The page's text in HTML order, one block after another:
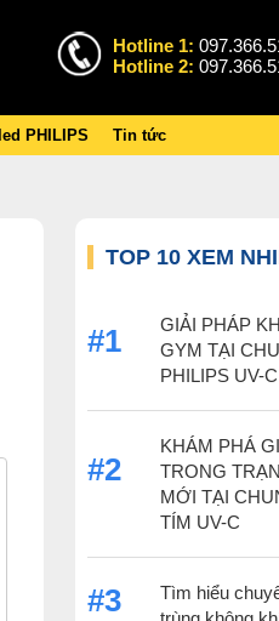
Hotline 1:
Hotline 2:
PHILIPS Tin tức
TOP 10 XEM
#1
GIẢI PHÁP
GYM TẠI
PHILIPS UV-C
#2
KHÁM PHÁ
TRONG
MỚI TẠI
TÍM UV-C
#3
Tìm hiểu